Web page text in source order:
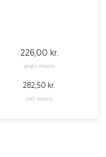
226,00 kr.
ekskl. moms
282,50 kr.
inkl. moms